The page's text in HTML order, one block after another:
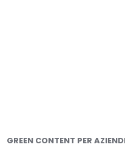
GREEN CONTENT PER